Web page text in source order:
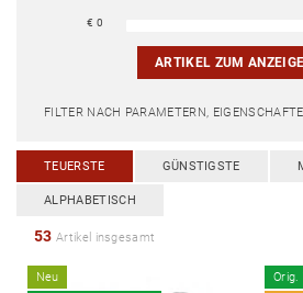
€0
ARTIKEL ZUM
FILTER NACH PARAMETERN,
TEUERSTE GÜNSTIGSTE
ALPHABETISCH
53 Artikel insgesamt
Neu
Orig.